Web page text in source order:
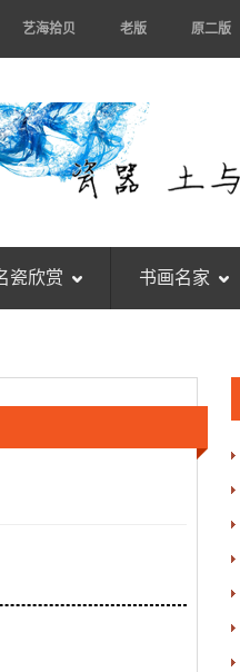
艺海拾贝 老版 原二版
瓷欣赏 书画名家